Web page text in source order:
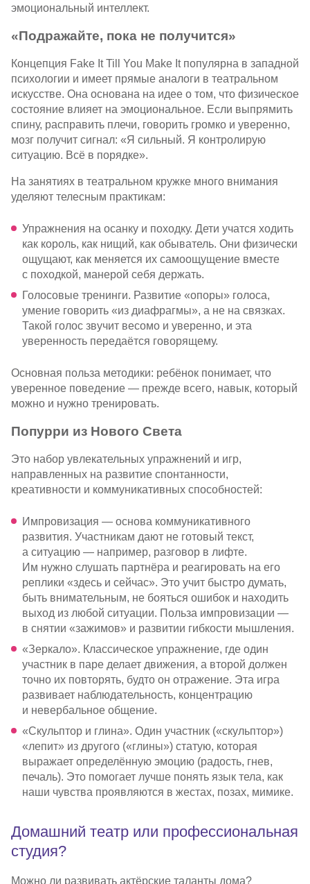
эмоциональный интеллект.
«Подражайте, пока не получится»
Концепция Fake It Till You Make It популярна в западной
психологии и имеет прямые аналоги в театральном
искусстве. Она основана на идее о том, что физическое
состояние влияет на эмоциональное. Если выпрямить
спину, расправить плечи, говорить громко и уверенно,
мозг получит сигнал: «Я сильный. Я контролирую
ситуацию. Всё в порядке».
На занятиях в театральном кружке много внимания
уделяют телесным практикам:
Упражнения на осанку и походку. Дети учатся ходить
как король, как нищий, как обыватель. Они физически
ощущают, как меняется их самоощущение вместе
с походкой, манерой себя держать.
Голосовые тренинги. Развитие «опоры» голоса,
умение говорить «из диафрагмы», а не на связках.
Такой голос звучит весомо и уверенно, и эта
уверенность передаётся говорящему.
Основная польза методики: ребёнок понимает, что
уверенное поведение — прежде всего, навык, который
можно и нужно тренировать.
Попурри из Нового Света
Это набор увлекательных упражнений и игр,
направленных на развитие спонтанности,
креативности и коммуникативных способностей:
Импровизация — основа коммуникативного
развития. Участникам дают не готовый текст,
а ситуацию — например, разговор в лифте.
Им нужно слушать партнёра и реагировать на его
реплики «здесь и сейчас». Это учит быстро думать,
быть внимательным, не бояться ошибок и находить
выход из любой ситуации. Польза импровизации —
в снятии «зажимов» и развитии гибкости мышления.
«Зеркало». Классическое упражнение, где один
участник в паре делает движения, а второй должен
точно их повторять, будто он отражение. Эта игра
развивает наблюдательность, концентрацию
и невербальное общение.
«Скульптор и глина». Один участник («скульптор»)
«лепит» из другого («глины») статую, которая
выражает определённую эмоцию (радость, гнев,
печаль). Это помогает лучше понять язык тела, как
наши чувства проявляются в жестах, позах, мимике.
Домашний театр или профессиональная
студия?
Можно ли развивать актёрские таланты дома?